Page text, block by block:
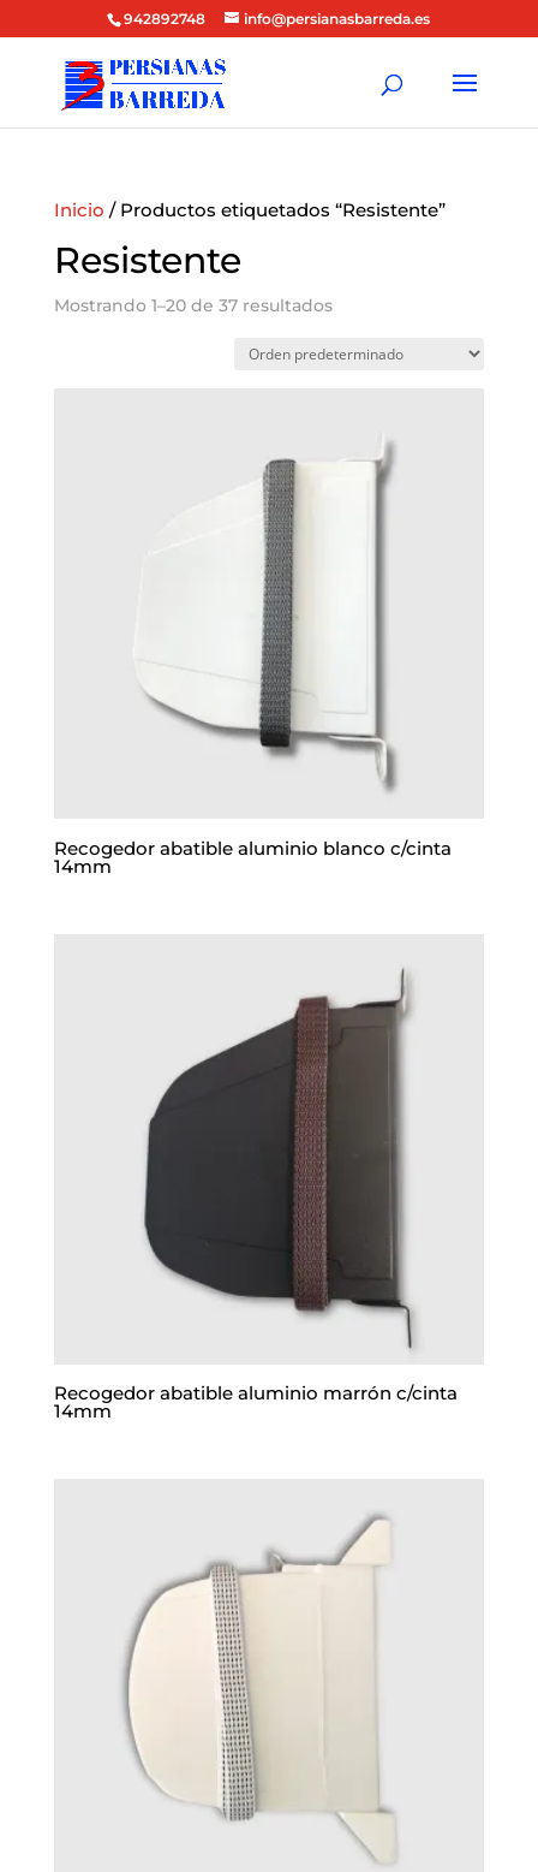
942892748 info@persianasbarreda.es
Inicio / Productos etiquetados “Resistente”
Resistente
Mostrando 1–20 de 37 resultados
Recogedor abatible aluminio blanco c/cinta
14mm
Recogedor abatible aluminio marrón c/cinta
14mm